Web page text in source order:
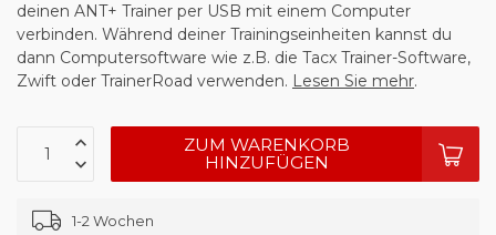
deinen ANT+ Trainer per USB mit einem Computer
verbinden. Während deiner Trainingseinheiten kannst du
dann Computersoftware wie z.B. die Tacx Trainer-Software,
Zwift oder TrainerRoad verwenden. Lesen Sie mehr.
ZUM WARENKORB
HINZUFÜGEN
1-2 Wochen